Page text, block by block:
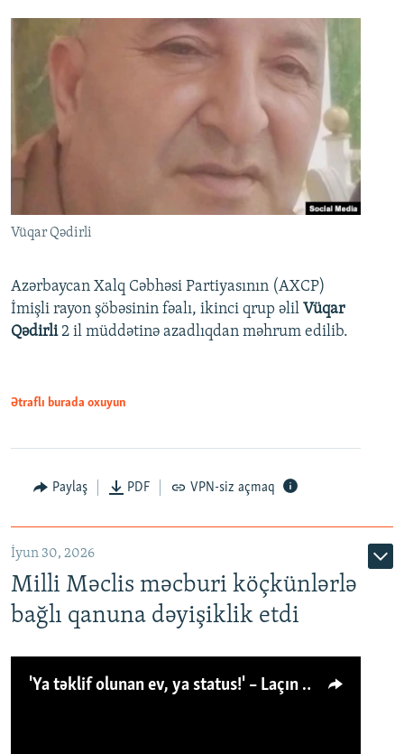
Vüqar Qədirli
Azərbaycan Xalq Cəbhəsi Partiyasının (AXCP)
İmişli rayon şöbəsinin fəalı, ikinci qrup əlil Vüqar
Qədirli2 il müddətinə azadlıqdan məhrum edilib.
Ətraflı burada oxuyun
Paylaş PDF VPN-siz açmaq
İyun 30, 2026
Milli Məclis məcburi köçkünlərlə
bağlı qanuna dəyişiklik etdi
'Ya təklif olunan ev, ya status!' – Laçın köçkünü: 'Laçından başqa heç hara!'